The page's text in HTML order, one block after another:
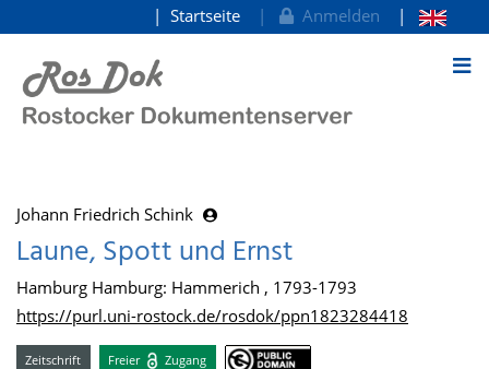
zum Inhalt
Startseite Anmelden
Johann Friedrich Schink
Laune, Spott und Ernst
Hamburg Hamburg: Hammerich , 1793-1793
https://purl.uni-rostock.de/rosdok/ppn1823284418
Zeitschrift Freier Zugang